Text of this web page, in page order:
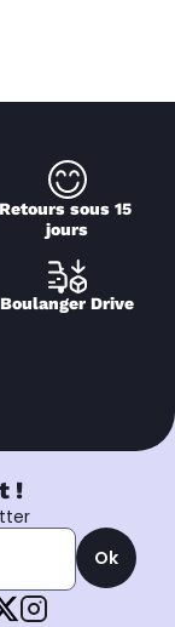
Retours sous 15
jours
Boulanger Drive
!
Ok